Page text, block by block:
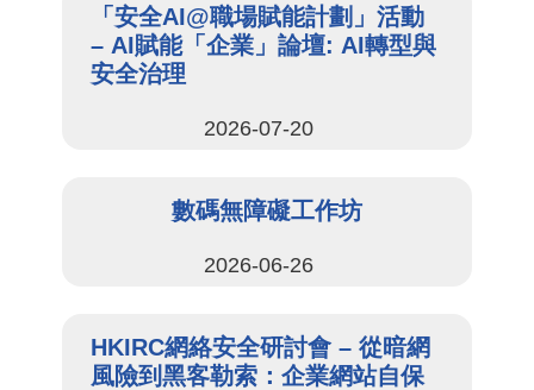
「安全AI@職場賦能計劃」活動
– AI賦能「企業」論壇: AI轉型與
安全治理
2026-07-20
數碼無障礙工作坊
2026-06-26
HKIRC網絡安全研討會 – 從暗網
風險到黑客勒索：企業網站自保